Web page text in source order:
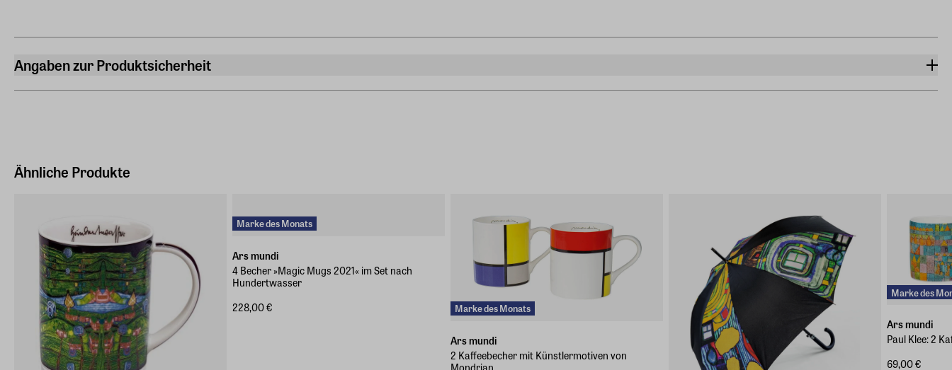
Angaben zur Produktsicherheit
Deutschland (EU)
Ähnliche Produkte
Marke des Monats
Ars mundi
4 Becher »Magic Mugs 2021« im Set nach
Hundertwasser
228,00 €
Marke des Monats
Ars mundi
2 Kaffeebecher mit Künstlermotiven von
Mondrian
Marke des
Ars mundi
Paul Klee: 2
69,00 €